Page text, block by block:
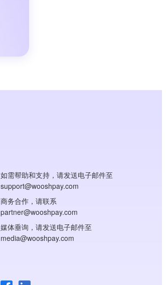
如需帮助和支持，请发送电子邮件至
support@wooshpay.com
商务合作，请联系
partner@wooshpay.com
媒体垂询，请发送电子邮件至
media@wooshpay.com